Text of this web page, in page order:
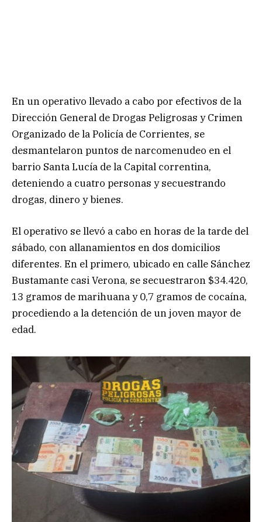
En un operativo llevado a cabo por efectivos de la
Dirección General de Drogas Peligrosas y Crimen
Organizado de la Policía de Corrientes, se
desmantelaron puntos de narcomenudeo en el
barrio Santa Lucía de la Capital correntina,
deteniendo a cuatro personas y secuestrando
drogas, dinero y bienes.
El operativo se llevó a cabo en horas de la tarde del
sábado, con allanamientos en dos domicilios
diferentes. En el primero, ubicado en calle Sánchez
Bustamante casi Verona, se secuestraron $34.420,
13 gramos de marihuana y 0,7 gramos de cocaína,
procediendo a la detención de un joven mayor de
edad.